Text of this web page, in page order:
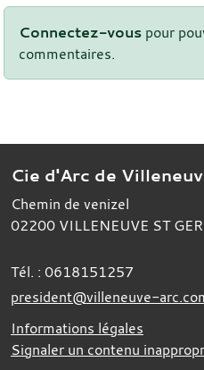
Connectez-vous pour
commentaires.
Cie d'Arc de
Chemin de venizel
02200 VILLENEUVE ST
Tél. : 0618151257
president@villeneuve-
Informations légales
Signaler un contenu